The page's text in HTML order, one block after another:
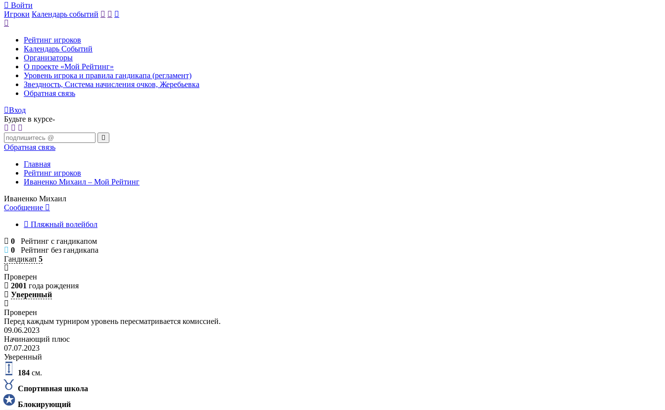
Войти
Игроки Календарь событий
Рейтинг игроков
Календарь Событий
Организаторы
О проекте «Мой Рейтинг»
Уровень игрока и правила гандикапа (регламент)
Звездность, Система начисления очков, Жеребьевка
Обратная связь
Вход
Будьте в курсе-
Обратная связь
Главная
Рейтинг игроков
Иваненко Михаил – Мой Рейтинг
Иваненко Михаил
Сообщение
Пляжный волейбол
0 Рейтинг с гандикапом
0 Рейтинг без гандикапа
Гандикап 5
Проверен
2001 года рождения
Уверенный
Проверен
Перед каждым турниром уровень пересматривается комиссией.
09.06.2023
Начинающий плюс
07.07.2023
Уверенный
184 см.
Спортивная школа
Блокирующий